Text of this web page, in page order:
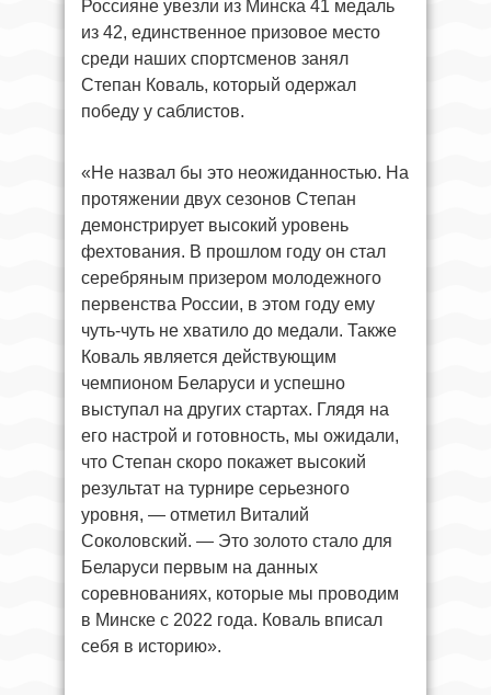
Россияне увезли из Минска 41 медаль
из 42, единственное призовое место
среди наших спортсменов занял
Степан Коваль, который одержал
победу у саблистов.
«Не назвал бы это неожиданностью. На
протяжении двух сезонов Степан
демонстрирует высокий уровень
фехтования. В прошлом году он стал
серебряным призером молодежного
первенства России, в этом году ему
чуть-чуть не хватило до медали. Также
Коваль является действующим
чемпионом Беларуси и успешно
выступал на других стартах. Глядя на
его настрой и готовность, мы ожидали,
что Степан скоро покажет высокий
результат на турнире серьезного
уровня, — отметил Виталий
Соколовский. — Это золото стало для
Беларуси первым на данных
соревнованиях, которые мы проводим
в Минске с 2022 года. Коваль вписал
себя в историю».